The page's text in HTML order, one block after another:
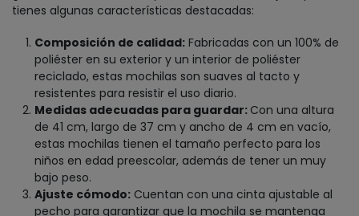
tienes algunas características destacadas:
Composición de calidad:Fabricadas con un 100% de
poliéster en su exterior y un interior de poliéster
reciclado, estas mochilas son suaves al tacto y
resistentes para resistir el uso diario.
Medidas adecuadas para guardar: Con una altura
de 41 cm, largo de 37 cm y ancho de 4 cm en vacío,
estas mochilas tienen el tamaño perfecto para los
niños en edad preescolar, además de tener un muy
bajo peso.
Ajuste cómodo:Cuentan con una cinta ajustable al
pecho para garantizar que la mochila se mantenga